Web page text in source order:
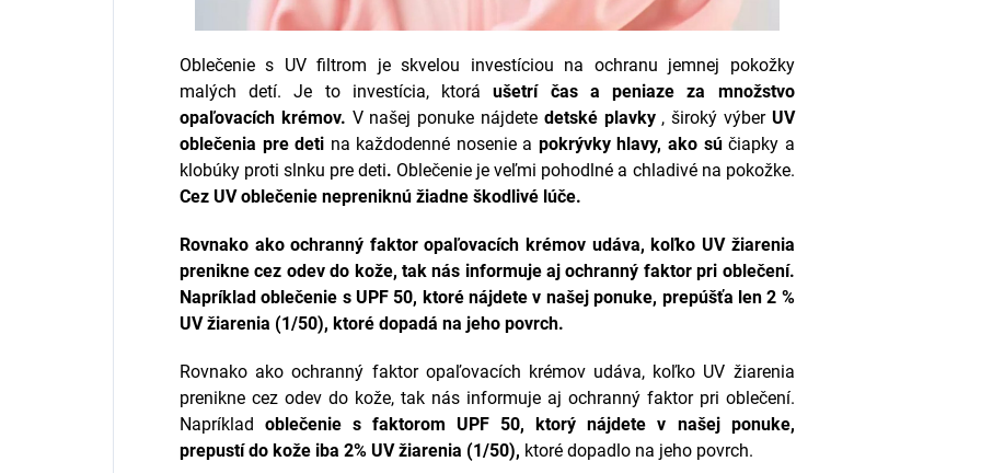
Oblečenie s UV filtrom je skvelou investíciou na ochranu jemnej pokožky
malých detí. Je to investícia, ktoráušetrí čas a peniaze za množstvo
opaľovacích krémov. V našej ponuke nájdete detské plavky , široký výberUV
oblečenia pre deti na každodenné nosenie a pokrývky hlavy, ako súčiapky a
klobúky proti slnku pre deti. Oblečenie je veľmi pohodlné a chladivé na pokožke.
Cez UV oblečenie nepreniknú žiadne škodlivé lúče.
Rovnako ako ochranný faktor opaľovacích krémov udáva, koľko UV žiarenia
prenikne cez odev do kože, tak nás informuje aj ochranný faktor pri oblečení.
Napríklad oblečenie s UPF 50, ktoré nájdete v našej ponuke, prepúšťa len 2 %
UV žiarenia (1/50), ktoré dopadá na jeho povrch.
Rovnako ako ochranný faktor opaľovacích krémov udáva, koľko UV žiarenia
prenikne cez odev do kože, tak nás informuje aj ochranný faktor pri oblečení.
Napríklad oblečenie s faktorom UPF 50, ktorý nájdete v našej ponuke,
prepustí do kože iba 2% UV žiarenia (1/50), ktoré dopadlo na jeho povrch.